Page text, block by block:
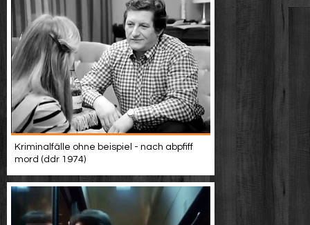
Kriminalfälle ohne beispiel - nach abpfiff
mord (ddr 1974)